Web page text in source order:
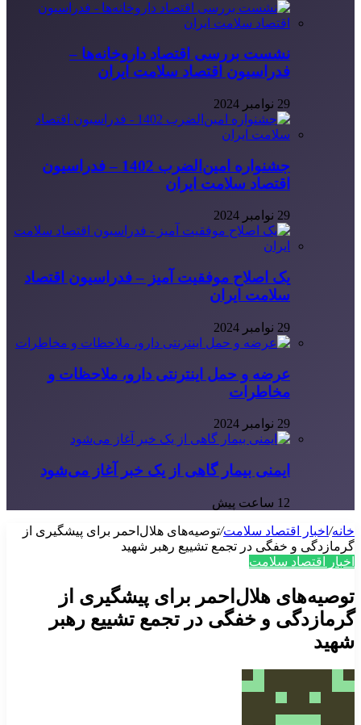
نشست بررسی اقتصاد داروخانه‌ها –
فدراسیون اقتصاد سلامت ایران
29 نوامبر 2024
جشنواره امین‌الضرب 1402 – فدراسیون
اقتصاد سلامت ایران
29 نوامبر 2024
یک اصلاح موفقیت آمیز – فدراسیون اقتصاد
سلامت ایران
29 نوامبر 2024
عرضه و حمل اینترنتی دارو، ملاحظات و
مخاطرات
29 نوامبر 2024
ایمنی بیمار گاهی از یک خبر آغاز می‌شود
12 ساعت پیش
خانه/ اخبار اقتصاد سلامت/توصیه‌های هلال‌احمر برای پیشگیری از
گرمازدگی و خفگی در تجمع تشییع رهبر شهید
اخبار اقتصاد سلامت
توصیه‌های هلال‌احمر برای پیشگیری از
گرمازدگی و خفگی در تجمع تشییع رهبر
شهید